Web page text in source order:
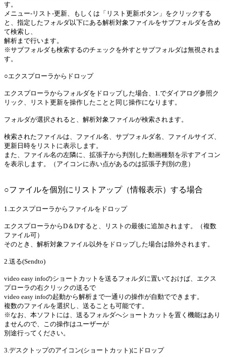
す。
メニュー-リスト-更新、もしくは「リスト更新ボタン」をクリックする
と、指定したフォルダ以下にある解析対象ファイルをサブフォルダを含め
て検索し、
解析まで行います。
※サブフォルダも検索するのチェックを外すとサブフォルダは無視されま
す。
○エクスプローラからドロップ
エクスプローラからフォルダをドロップした場合、1.でダイアログ参照ク
リック、リスト更新を操作したことと同じ操作になります。
フォルダが選択されると、解析対象ファイルが検索されます。
検索されたファイルは、ファイル名、サブフォルダ名、ファイルサイズ、
更新日時をリストに表示します。
また、ファイル名の左隣に、拡張子から判別した動画種類を示すアイコン
を表示します。（アイコンに赤い点があるのは拡張子判別の意）
○ファイルを個別にリストアップ（情報表示）する場合
1.エクスプローラからファイルをドロップ
エクスプローラからD＆Dすると、リストの最後に追加されます。（複数
ファイル可）
そのとき、解析対象ファイル以外をドロップした場合は除外されます。
2.送る(Sendto)
video easy infoのショートカットを送るフォルダに置いておけば、エクス
プローラの右クリックの送るで
video easy infoの起動から解析まで一通りの操作が自動でできます。
複数のファイルを選択し、送ることも可能です。
※なお、本ソフトには、送るフォルダへショートカットを置く機能はあり
ませんので、この操作はユーザーが
別途行ってください。
3.デスクトップのアイコン(ショートカット)にドロップ